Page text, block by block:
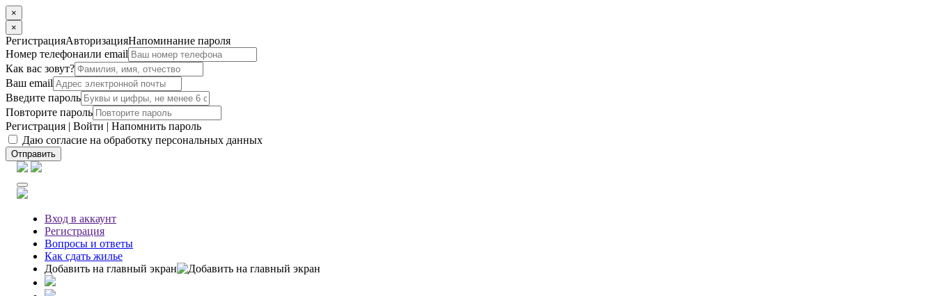
×
×
РегистрацияАвторизацияНапоминание пароля
Номер телефонаили email
Как вас зовут?
Ваш email
Введите пароль
Повторите пароль
Регистрация | Войти | Напомнить пароль
Даю согласие на обработку персональных данных
Отправить
Вход в аккаунт
Регистрация
Вопросы и ответы
Как сдать жилье
Добавить на главный экран